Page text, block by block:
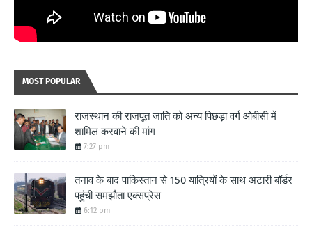
MOST POPULAR
राजस्थान की राजपूत जाति को अन्य पिछड़ा वर्ग ओबीसी में
शामिल करवाने की मांग
7:27 pm
तनाव के बाद पाकिस्तान से 150 यात्रियों के साथ अटारी बॉर्डर
पहुंची समझौता एक्सप्रेस
6:12 pm